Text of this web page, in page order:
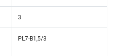
3
PL7-B1,5/3